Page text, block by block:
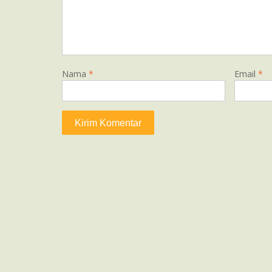
Nama * Email *